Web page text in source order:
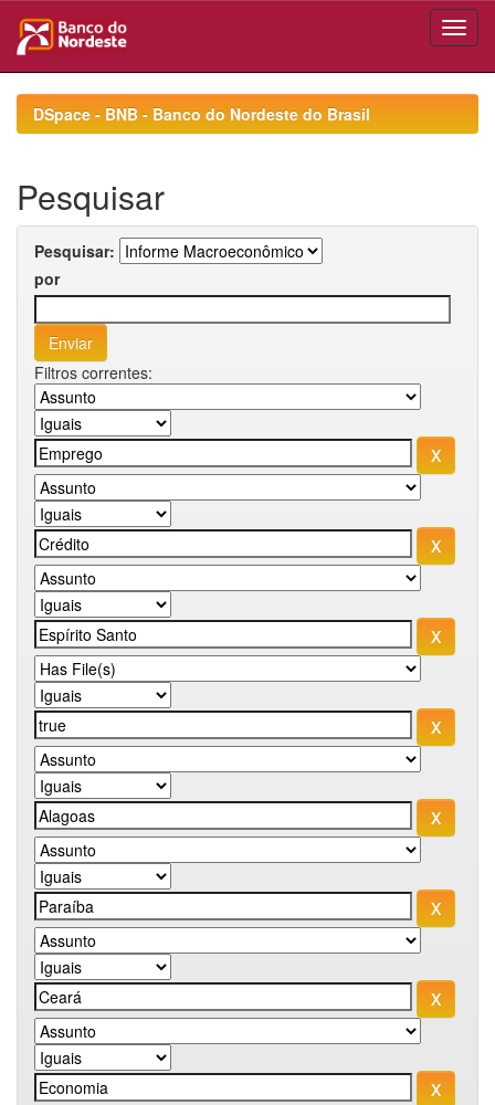
navigationDSpace - BNB - Banco do Nordeste do Brasil
Pesquisar
Pesquisar:
por
Filtros correntes: